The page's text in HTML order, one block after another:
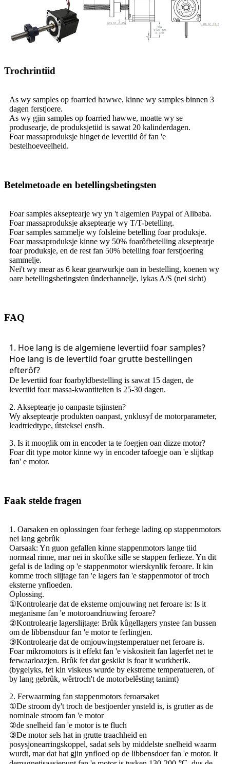
Trochrintiid
As wy samples op foarried hawwe, kinne wy ​​samples binnen 3
dagen ferstjoere.
As wy gjin samples op foarried hawwe, moatte wy se
produsearje, de produksjetiid is sawat 20 kalinderdagen.
Foar massaproduksje hinget de levertiid ôf fan 'e
bestelhoeveelheid.
Betelmetoade en betellingsbetingsten
Foar samples akseptearje wy yn 't algemien Paypal of Alibaba.
Foar massaproduksje akseptearje wy T/T-betelling.
Foar samples sammelje wy folsleine betelling foar produksje.
Foar massaproduksje kinne wy ​​50% foarôfbetelling akseptearje
foar produksje, en de rest fan 50% betelling foar ferstjoering
sammelje.
Nei't wy mear as 6 kear gearwurkje oan in bestelling, koenen wy
oare betellingsbetingsten ûnderhannelje, lykas A/S (nei sicht)
FAQ
1. Hoe lang is de algemiene levertiid foar samples?
Hoe lang is de levertiid foar grutte bestellingen
efterôf?
De levertiid foar foarbyldbestelling is sawat 15 dagen, de
levertiid foar massa-kwantiteiten is 25-30 dagen.
2. Akseptearje jo oanpaste tsjinsten?
Wy akseptearje produkten oanpast, ynklusyf de motorparameter,
leadtriedtype, útsteksel ensfh.
3. Is it mooglik om in encoder ta te foegjen oan dizze motor?
Foar dit type motor kinne wy ​​in encoder tafoegje oan 'e slijtkap
fan' e motor.
Faak stelde fragen
1. Oarsaken en oplossingen foar ferhege lading op stappenmotors
nei lang gebrûk
Oarsaak: Yn guon gefallen kinne stappenmotors lange tiid
normaal rinne, mar nei in skoftke sille se stappen ferlieze. Yn dit
gefal is de lading op 'e stappenmotor wierskynlik feroare. It kin
komme troch slijtage fan 'e lagers fan 'e stappenmotor of troch
eksterne ynfloeden.
Oplossing.
①Kontrolearje dat de eksterne omjouwing net feroare is: Is it
meganisme fan 'e motoroandriuwing feroare?
②Kontrolearje lagerslijtage: Brûk kûgellagers ynstee fan bussen
om de libbensduur fan 'e motor te ferlingjen.
③Kontrolearje dat de omjouwingstemperatuer net feroare is.
Foar mikromotors is it effekt fan 'e viskositeit fan lagerfet net te
ferwaarloazjen. Brûk fet dat geskikt is foar it wurkberik.
(bygelyks, fet kin viskeus wurde by ekstreme temperatueren, of
by lang gebrûk, wêrtroch't de motorbelêsting tanimt)
2. Ferwaarming fan stappenmotors feroarsaket
①De stroom dy't troch de bestjoerder ynsteld is, is grutter as de
nominale stroom fan 'e motor
②de snelheid fan 'e motor is te fluch
③De motor sels hat in grutte traachheid en
posysjonearringskoppel, sadat sels by middelste snelheid waarm
wurdt, mar dat hat gjin ynfloed op de libbensdoer fan 'e motor. It